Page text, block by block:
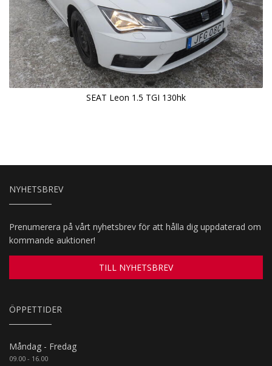
SEAT Leon 1.5 TGI 130hk
NYHETSBREV
Prenumerera på vårt nyhetsbrev för att hålla dig uppdaterad om
kommande auktioner!
TILL NYHETSBREV
ÖPPETTIDER
Måndag - Fredag
09.00 - 16.00